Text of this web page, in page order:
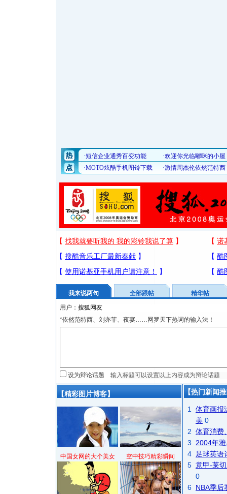
我来说两句 全部跟帖
精华帖
用户：
*依然范特西、刘亦菲、夜宴……网罗天下热词的输入法！
设为辩论话题
【精彩图片博客】
中国女网的大个美女 空中技巧精彩瞬间
【热门新闻
1
体育画报
美 0
2 体育消费
3
2004年
4
足球英语
5 意甲-莱
0
6 NBA季后